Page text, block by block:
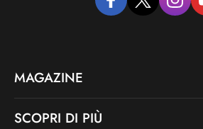
facebooktwitter
MAGAZINE
SCOPRI DI PIÙ